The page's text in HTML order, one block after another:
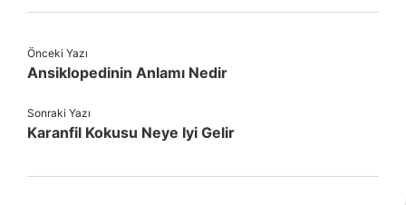
Önceki Yazı
Ansiklopedinin Anlamı Nedir
Sonraki Yazı
Karanfil Kokusu Neye Iyi Gelir